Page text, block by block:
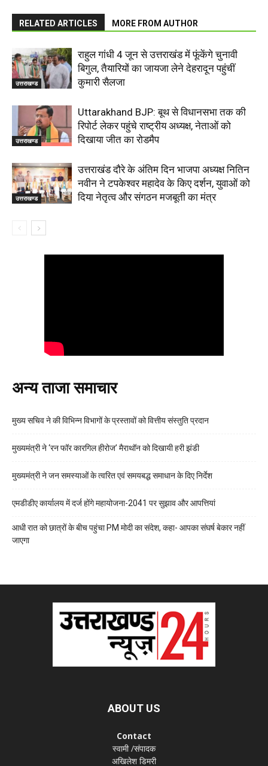
RELATED ARTICLES MORE FROM AUTHOR
उत्तराखण्ड
राहुल गांधी 4 जून से उत्तराखंड में फूंकेंगे चुनावी
बिगुल, तैयारियों का जायजा लेने देहरादून पहुंचीं
कुमारी सैलजा
उत्तराखण्ड
Uttarakhand BJP: बूथ से विधानसभा तक की
रिपोर्ट लेकर पहुंचे राष्ट्रीय अध्यक्ष, नेताओं को
दिखाया जीत का रोडमैप
उत्तराखण्ड
उत्तराखंड दौरे के अंतिम दिन भाजपा अध्यक्ष नितिन
नवीन ने टपकेश्वर महादेव के किए दर्शन, युवाओं को
दिया नेतृत्व और संगठन मजबूती का मंत्र
अन्य ताजा समाचार
मुख्य सचिव ने की विभिन्न विभागों के प्रस्तावों को वित्तीय संस्तुति प्रदान
मुख्यमंत्री ने ‘रन फॉर कारगिल हीरोज’ मैराथॉन को दिखायी हरी झंडी
मुख्यमंत्री ने जन समस्याओं के त्वरित एवं समयबद्ध समाधान के दिए निर्देश
एमडीडीए कार्यालय में दर्ज होंगे महायोजना-2041 पर सुझाव और आपत्तियां
आधी रात को छात्रों के बीच पहुंचा PM मोदी का संदेश, कहा- आपका संघर्ष बेकार नहीं
जाएगा
ABOUT US
Contact
स्वामी /संपादक
अखिलेश डिमरी